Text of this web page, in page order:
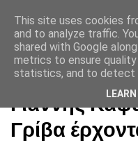
Αρχική σελίδα
Γιάννης
Γρίβα
This site uses cookies
and to analyze traffic.
shared with Google
metrics to ensure
statistics, and to detect